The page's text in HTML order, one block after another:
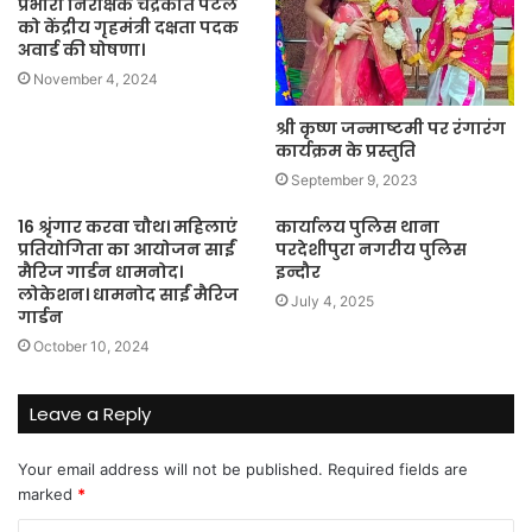
को केंद्रीय गृहमंत्री दक्षता पदक
अवार्ड की घोषणा।
November 4, 2024
श्री कृष्ण जन्माष्टमी पर रंगारंग
कार्यक्रम के प्रस्तुति
September 9, 2023
16 श्रृंगार करवा चौथ। महिलाएं
प्रतियोगिता का आयोजन साईं
मैरिज गार्डन धामनोद।
लोकेशन। धामनोद साईं मैरिज
गार्डन
October 10, 2024
कार्यालय पुलिस थाना
परदेशीपुरा नगरीय पुलिस
इन्दौर
July 4, 2025
Leave a Reply
Your email address will not be published. Required fields are
marked *